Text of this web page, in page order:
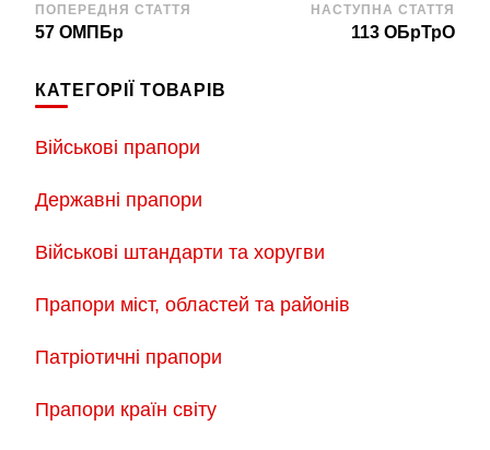
Навігація
по
запису
ПОПЕРЕДНЯ СТАТТЯ
57 ОМПБр
НАСТУПНА СТАТТЯ
113 ОБрТрО
КАТЕГОРІЇ ТОВАРІВ
Військові прапори
Державні прапори
Військові штандарти та хоругви
Прапори міст, областей та районів
Патріотичні прапори
Прапори країн світу